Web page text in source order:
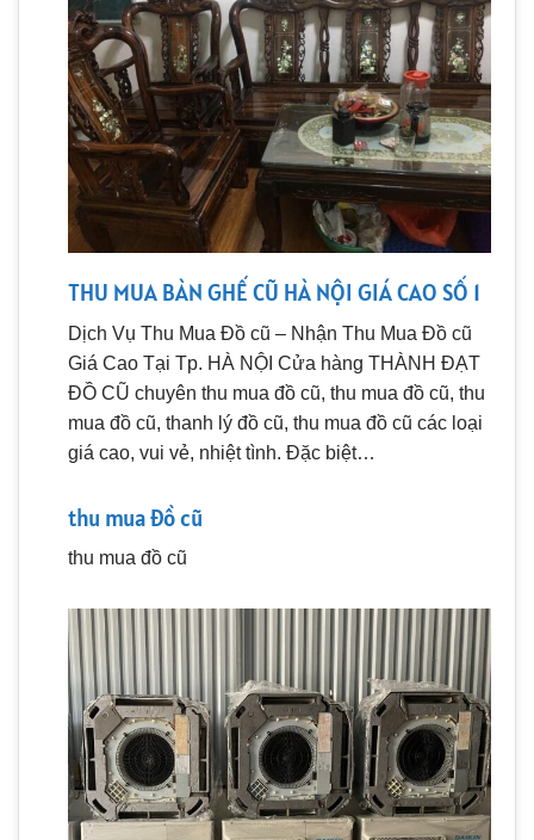
THU MUA BÀN GHẾ CŨ HÀ NỘI GIÁ CAO SỐ 1
Dịch Vụ Thu Mua Đồ cũ – Nhận Thu Mua Đồ cũ
Giá Cao Tại Tp. HÀ NỘI Cửa hàng THÀNH ĐẠT
ĐỒ CŨ chuyên thu mua đồ cũ, thu mua đồ cũ, thu
mua đồ cũ, thanh lý đồ cũ, thu mua đồ cũ các loại
giá cao, vui vẻ, nhiệt tình. Đặc biệt…
thu mua đồ cũ
thu mua đồ cũ